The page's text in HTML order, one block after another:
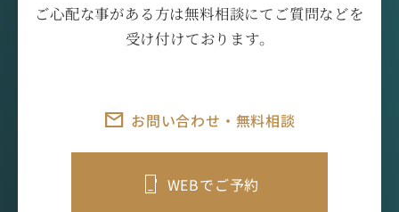
ご心配な事がある方は無料相談にてご質問などを
受け付けております。
お問い合わせ・無料相談
WEBでご予約